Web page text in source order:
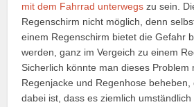
mit dem Fahrrad unterwegs zu sein.
Regenschirm nicht möglich, denn
einem Regenschirm bietet die Gefahr
werden, ganz im Vergeich zu einem
Sicherlich könnte man dieses Problem
Regenjacke und Regenhose
dabei ist, dass es ziemlich